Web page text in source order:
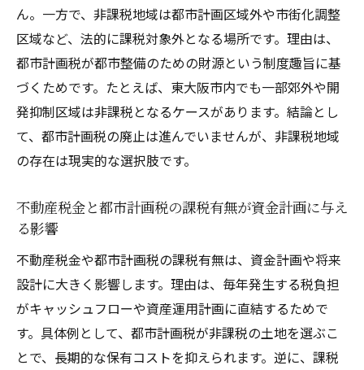
ん。一方で、非課税地域は都市計画区域外や市街化調整
区域など、法的に課税対象外となる場所です。理由は、
都市計画税が都市整備のための財源という制度趣旨に基
づくためです。たとえば、東大阪市内でも一部郊外や開
発抑制区域は非課税となるケースがあります。結論とし
て、都市計画税の廃止は進んでいませんが、非課税地域
の存在は現実的な選択肢です。
不動産税金と都市計画税の課税有無が資金計画に与え
る影響
不動産税金や都市計画税の課税有無は、資金計画や将来
設計に大きく影響します。理由は、毎年発生する税負担
がキャッシュフローや資産運用計画に直結するためで
す。具体例として、都市計画税が非課税の土地を選ぶこ
とで、長期的な保有コストを抑えられます。逆に、課税